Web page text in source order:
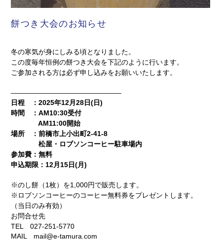
餅つき大会のお知らせ
冬の寒気が身にしみる頃となりました。
この度毎年恒例の餅つき大会を下記のように行います。
ご参加される方は必ず申し込みをお願いいたします。
————————————————
日程 ：2025年12月28日(日)
時間 ：AM10:30受付
AM11:00開始
場所 ：前橋市上小出町2-41-8
松屋・ロブソンコーヒー駐車場内
参加費：無料
申込期限：12月15日(月)
※のし餅（1枚）を1,000円で販売します。
※ロブソンコーヒーのコーヒー無料券をプレゼントします。
（当日のみ有効）
お問合せ先
TEL 027-251-5770
MAIL mail@e-tamura.com